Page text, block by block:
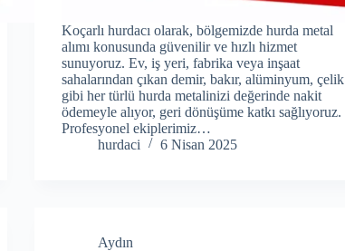
Koçarlı hurdacı olarak, bölgemizde hurda metal
alımı konusunda güvenilir ve hızlı hizmet
sunuyoruz. Ev, iş yeri, fabrika veya inşaat
sahalarından çıkan demir, bakır, alüminyum, çelik
gibi her türlü hurda metalinizi değerinde nakit
ödemeyle alıyor, geri dönüşüme katkı sağlıyoruz.
Profesyonel ekiplerimiz…
hurdaci
6 Nisan 2025
Aydın